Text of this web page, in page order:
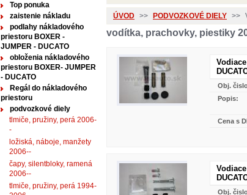
Top ponuka
zaistenie nákladu
podlahy nákladového
priestoru BOXER -
JUMPER - DUCATO
obloženia nákladového
priestoru BOXER- JUMPER
- DUCATO
Regál do nákladového
priestoru
podvozkové diely
tlmiče, pružiny, perá 2006-
-
ložiská, náboje, manžety
2006--
čapy, silentbloky, ramená
2006--
tlmiče, pružiny, perá 1994-
ÚVOD >> PODVOZKOVÉ DIELY >>
vodítka, prachovky, piestiky
Obj.
Popis:
Cena s
Obj.